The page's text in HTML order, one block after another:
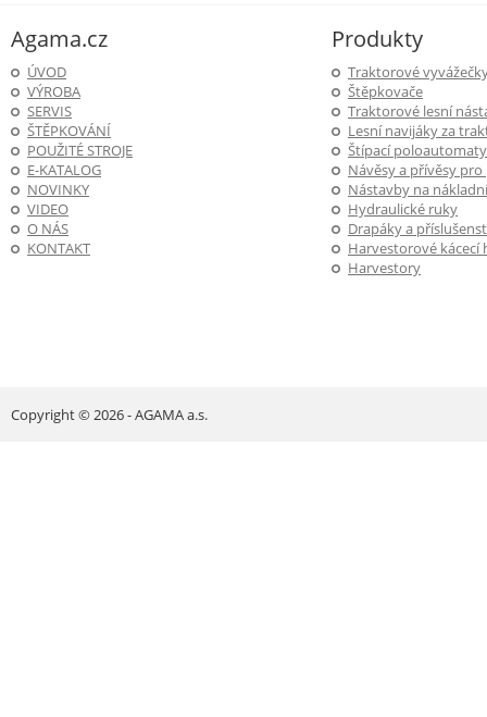
Agama.cz
ÚVOD
VÝROBA
SERVIS
ŠTĚPKOVÁNÍ
POUŽITÉ STROJE
E-KATALOG
NOVINKY
VIDEO
O NÁS
KONTAKT
Produkty
Traktorové
Štěpkovače
Traktorové lesní
Lesní navijáky za
Štípací poloautomaty
Návěsy a přívěsy
Nástavby na
Hydraulické ruky
Drapáky a
Harvestorové kácecí
Harvestory
Copyright © 2026 - AGAMA a.s.